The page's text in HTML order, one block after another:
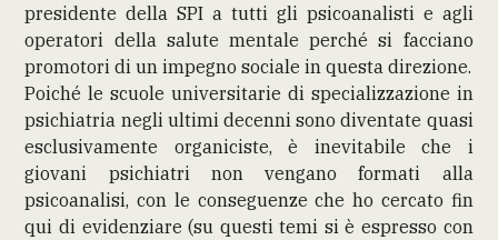
presidente della SPI a tutti gli psicoanalisti e agli
operatori della salute mentale perché si facciano
promotori di un impegno sociale in questa direzione.
Poiché le scuole universitarie di specializzazione in
psichiatria negli ultimi decenni sono diventate quasi
esclusivamente organiciste, è inevitabile che i
giovani psichiatri non vengano formati alla
psicoanalisi, con le conseguenze che ho cercato fin
qui di evidenziare (su questi temi si è espresso con